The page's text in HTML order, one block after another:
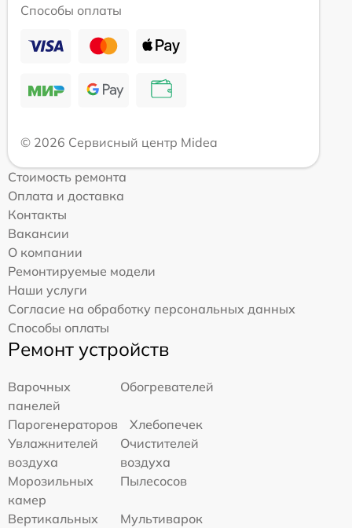
Способы оплаты
© 2026 Сервисный центр Midea
Стоимость ремонта
Оплата и доставка
Контакты
Вакансии
О компании
Ремонтируемые модели
Наши услуги
Согласие на обработку персональных данных
Способы оплаты
Ремонт устройств
Варочных
панелей
Обогревателей
Парогенераторов
Хлебопечек
Увлажнителей
воздуха
Очистителей
воздуха
Морозильных
камер
Пылесосов
Вертикальных
Мультиварок